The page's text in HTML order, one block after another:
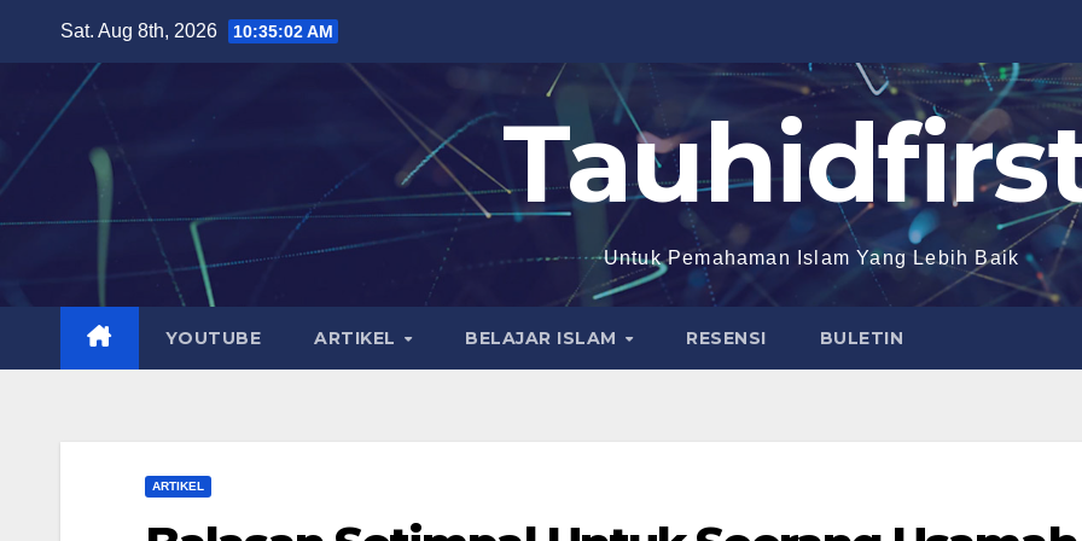
Sat. Aug 8th, 2026 10:35:03 AM
Untuk Pemahaman Islam Yang Lebih Baik
YOUTUBE ARTIKEL BELAJAR ISLAM RESENSI BULETIN
ARTIKEL